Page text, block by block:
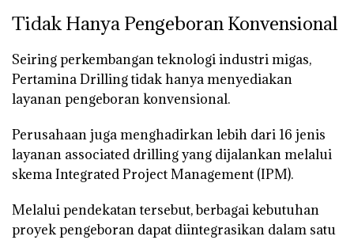
Tidak Hanya Pengeboran Konvensional
Seiring perkembangan teknologi industri migas,
Pertamina Drilling tidak hanya menyediakan
layanan pengeboran konvensional.
Perusahaan juga menghadirkan lebih dari 16 jenis
layanan associated drillingyang dijalankan melalui
skemaIntegrated Project Management (IPM).
Melalui pendekatan tersebut, berbagai kebutuhan
proyek pengeboran dapat diintegrasikan dalam satu